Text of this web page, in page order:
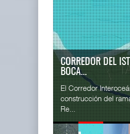
CORREDOR
EUR...
El corredor
su sistema de
04